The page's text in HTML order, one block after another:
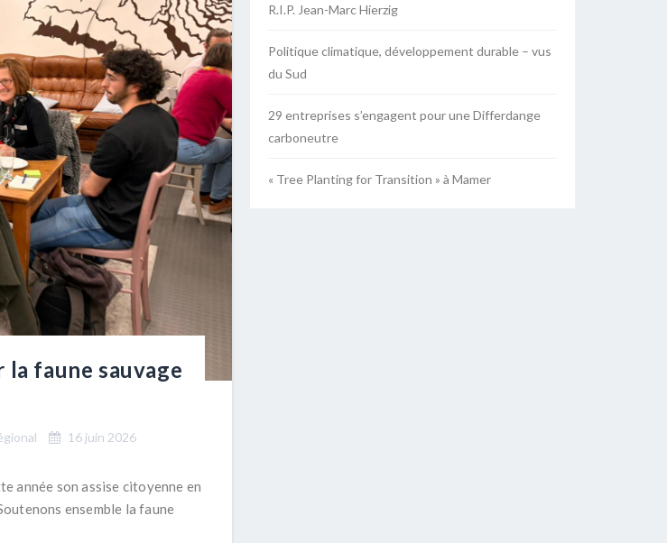
faune sauvage
16 juin 2026
année son assise citoyenne en
ensemble la faune
R.I.P. Jean-Marc Hierzig
Politique climatique, développement durable – vus
du Sud
29 entreprises s’engagent pour une Differdange
carboneutre
« Tree Planting for Transition » à Mamer